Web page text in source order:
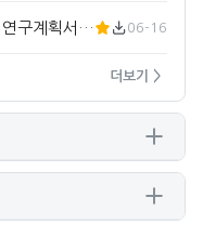
획서(요약) 06-16
더보기 >